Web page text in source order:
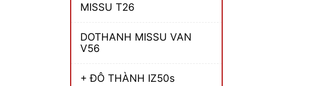
MISSU T26
DOTHANH MISSU VAN
V56
+ ĐÔ THÀNH IZ50s